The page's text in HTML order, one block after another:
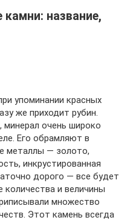
название,
упоминании красных
же приходит рубин.
очень широко
Его обрамляют в
металлы — золото,
инкрустированная
дорого — все будет
количества и величины
множество
Этот камень всегда